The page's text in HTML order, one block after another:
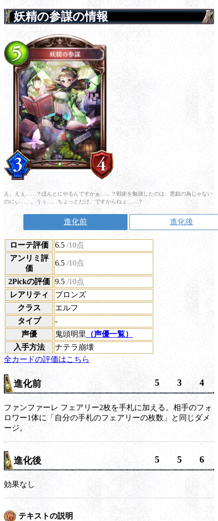
妖精の参謀の情報
え、えぇ……？ほんとにやるんですかぁ……？戦術を勉強したのは、悪戯の為じゃない
のにぃ……。うぅ……ちょっとだけ、ですからねぇ……？
進化前 進化後
ローテ評価 6.5 /10点
アンリミ評
価
6.5 /10点
2Pickの評価 9.5 /10点
レアリティ
ブロンズ
クラス
エルフ
タイプ
-
声優
鬼頭明里
（声優一覧）
入手方法
ナテラ崩壊
全カードの評価はこちら
進化前 5 3 4
ファンファーレ フェアリー2枚を手札に加える。相手のフォ
ロワー1体に「自分の手札のフェアリーの枚数」と同じダメ
ージ。
進化後 5 5 6
効果なし
テキストの説明